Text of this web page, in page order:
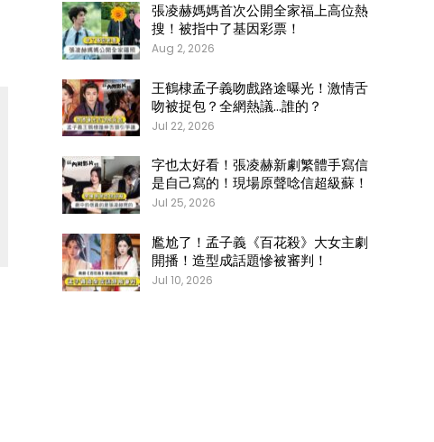
張凌赫媽媽首次公開全家福上高位熱
搜！被指中了基因彩票！
Aug 2, 2026
王鶴棣孟子義吻戲路途曝光！激情舌
吻被捉包？全網熱議…誰的？
Jul 22, 2026
字也太好看！張凌赫新劇繁體手寫信
是自己寫的！現場原聲唸信超級蘇！
Jul 25, 2026
尷尬了！孟子義《百花殺》大女主劇
開播！造型成話題慘被審判！
Jul 10, 2026